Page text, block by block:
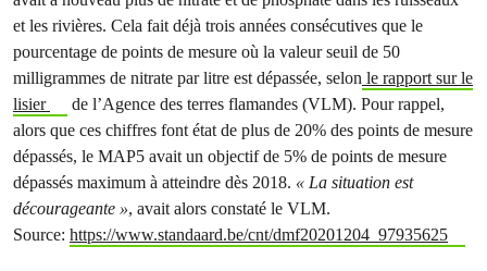
et les rivières. Cela fait déjà trois années consécutives que le
pourcentage de points de mesure où la valeur seuil de 50
milligrammes de nitrate par litre est dépassée, selon le rapport sur le
lisier
de l’Agence des terres flamandes (VLM). Pour rappel,
alors que ces chiffres font état de plus de 20% des points de mesure
dépassés, le MAP5 avait un objectif de 5% de points de mesure
dépassés maximum à atteindre dès 2018. « La situation est
décourageante », avait alors constaté le VLM.
Source: https://www.standaard.be/cnt/dmf20201204_97935625